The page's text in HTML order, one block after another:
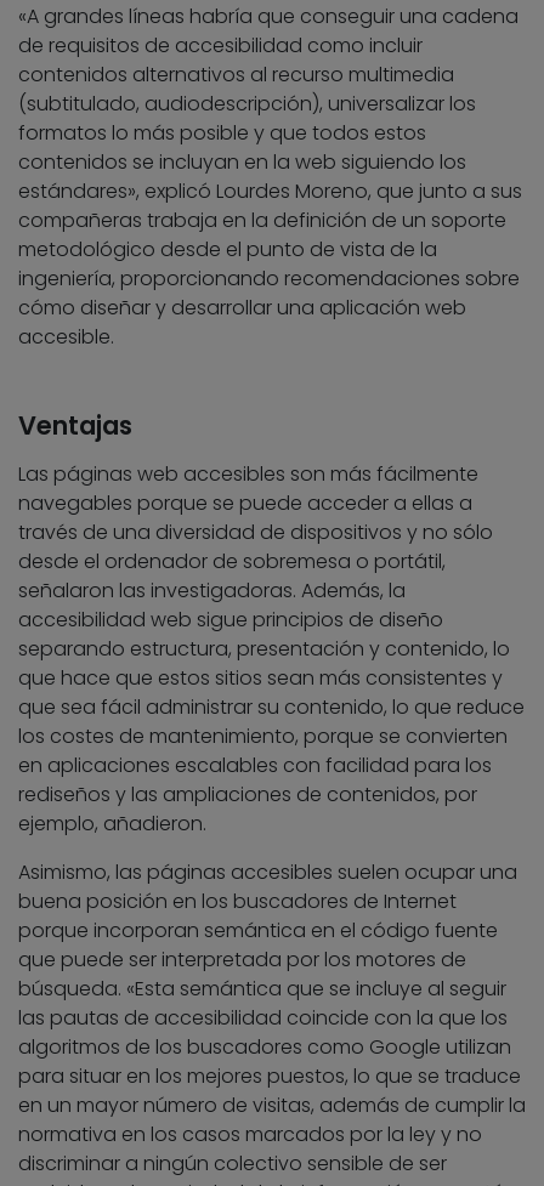
«A grandes líneas habría que conseguir una cadena
de requisitos de accesibilidad como incluir
contenidos alternativos al recurso multimedia
(subtitulado, audiodescripción), universalizar los
formatos lo más posible y que todos estos
contenidos se incluyan en la web siguiendo los
estándares», explicó Lourdes Moreno, que junto a sus
compañeras trabaja en la definición de un soporte
metodológico desde el punto de vista de la
ingeniería, proporcionando recomendaciones sobre
cómo diseñar y desarrollar una aplicación web
accesible.
Ventajas
Las páginas web accesibles son más fácilmente
navegables porque se puede acceder a ellas a
través de una diversidad de dispositivos y no sólo
desde el ordenador de sobremesa o portátil,
señalaron las investigadoras. Además, la
accesibilidad web sigue principios de diseño
separando estructura, presentación y contenido, lo
que hace que estos sitios sean más consistentes y
que sea fácil administrar su contenido, lo que reduce
los costes de mantenimiento, porque se convierten
en aplicaciones escalables con facilidad para los
rediseños y las ampliaciones de contenidos, por
ejemplo, añadieron.
Asimismo, las páginas accesibles suelen ocupar una
buena posición en los buscadores de Internet
porque incorporan semántica en el código fuente
que puede ser interpretada por los motores de
búsqueda. «Esta semántica que se incluye al seguir
las pautas de accesibilidad coincide con la que los
algoritmos de los buscadores como Google utilizan
para situar en los mejores puestos, lo que se traduce
en un mayor número de visitas, además de cumplir la
normativa en los casos marcados por la ley y no
discriminar a ningún colectivo sensible de ser